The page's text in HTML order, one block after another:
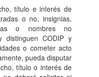
título e interés de
o no, insignias,
o nombres no
distinguen CODIP y
o cometer acto
pueda disputar
título o interés de